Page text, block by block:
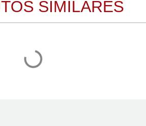
SIMILARES